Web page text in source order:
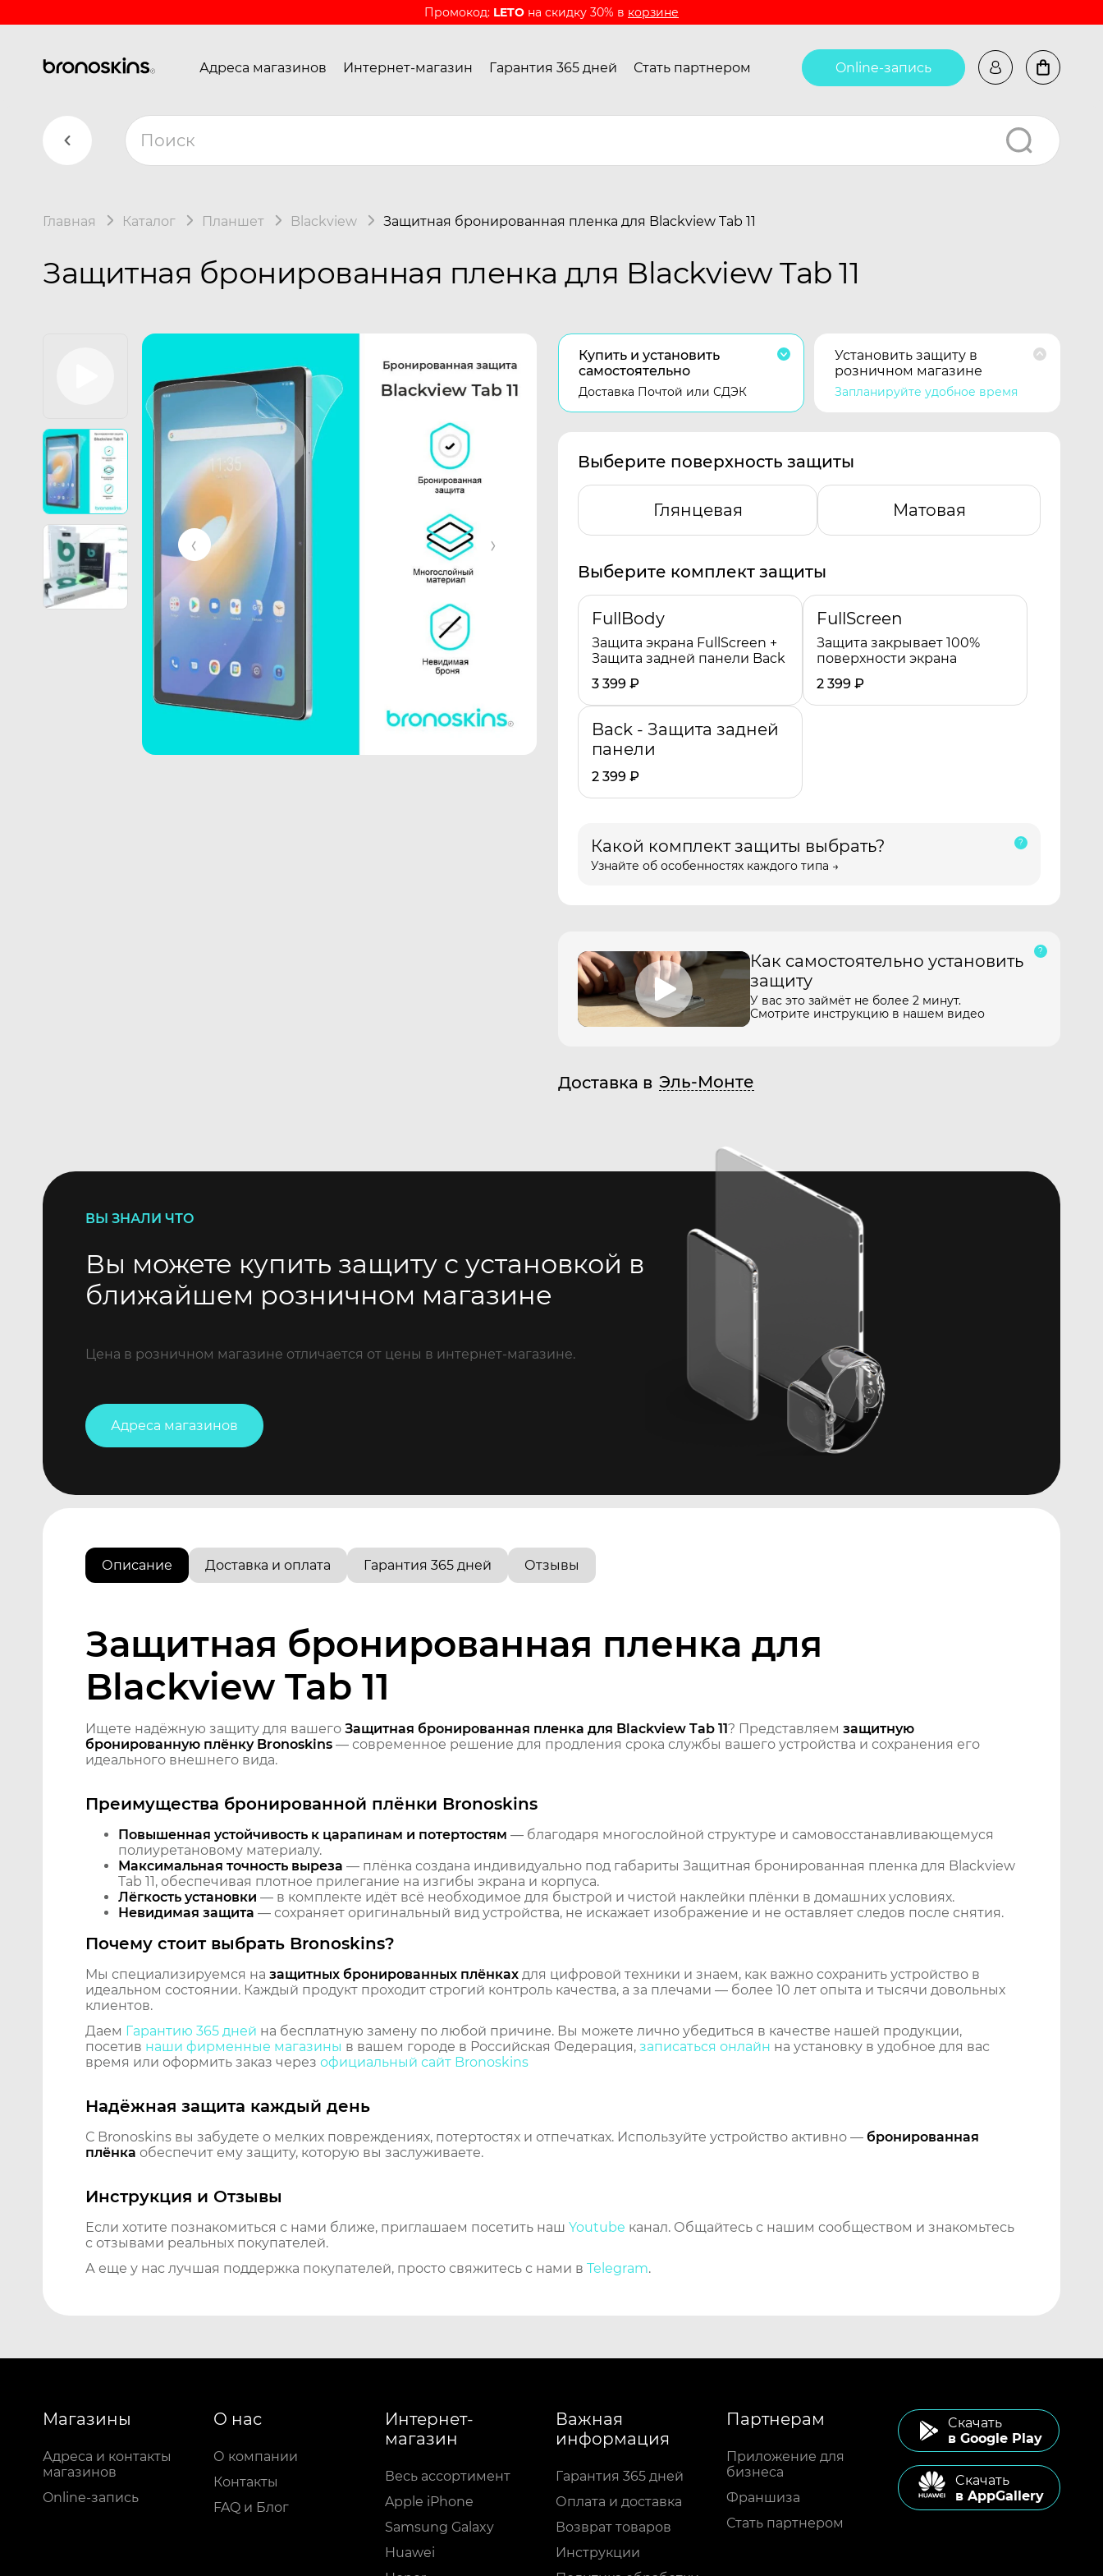
Промокод: LETO на скидку 30% в корзине
Адреса магазинов Интернет-магазин Гарантия 365 дней Стать партнером Online-запись
Главная Каталог Планшет Blackview Защитная бронированная пленка для Blackview Tab 11
Защитная бронированная пленка для Blackview Tab 11
Купить и установить
самостоятельно
Доставка Почтой или СДЭК
Установить защиту в
розничном магазине
Запланируйте удобное время
Выберите поверхность защиты
Глянцевая Матовая
Выберите комплект защиты
FullBody
Защита экрана FullScreen +
Защита задней панели Back
3 399 ₽
FullScreen
Защита закрывает 100%
поверхности экрана
2 399 ₽
Back - Защита задней
панели
2 399 ₽
Какой комплект защиты выбрать?
Узнайте об особенностях каждого типа →
Как самостоятельно установить
защиту
У вас это займёт не более 2 минут.
Смотрите инструкцию в нашем видео
Доставка в Эль-Монте
ВЫ ЗНАЛИ ЧТО
Вы можете купить защиту с установкой в
ближайшем розничном магазине
Цена в розничном магазине отличается от цены в интернет-магазине.
Адреса магазинов
Описание Доставка и оплата Гарантия 365 дней Отзывы
Защитная бронированная пленка для
Blackview Tab 11
Ищете надёжную защиту для вашего Защитная бронированная пленка для Blackview Tab 11? Представляем защитную
бронированную плёнку Bronoskins — современное решение для продления срока службы вашего устройства и сохранения его
идеального внешнего вида.
Преимущества бронированной плёнки Bronoskins
Повышенная устойчивость к царапинам и потертостям — благодаря многослойной структуре и самовосстанавливающемуся
полиуретановому материалу.
Максимальная точность выреза — плёнка создана индивидуально под габариты Защитная бронированная пленка для Blackview
Tab 11, обеспечивая плотное прилегание на изгибы экрана и корпуса.
Лёгкость установки — в комплекте идёт всё необходимое для быстрой и чистой наклейки плёнки в домашних условиях.
Невидимая защита — сохраняет оригинальный вид устройства, не искажает изображение и не оставляет следов после снятия.
Почему стоит выбрать Bronoskins?
Мы специализируемся на защитных бронированных плёнках для цифровой техники и знаем, как важно сохранить устройство в
идеальном состоянии. Каждый продукт проходит строгий контроль качества, а за плечами — более 10 лет опыта и тысячи довольных
клиентов.
Даем Гарантию 365 дней на бесплатную замену по любой причине. Вы можете лично убедиться в качестве нашей продукции,
посетив наши фирменные магазины в вашем городе в Российская Федерация, записаться онлайн на установку в удобное для вас
время или оформить заказ через официальный сайт Bronoskins
Надёжная защита каждый день
С Bronoskins вы забудете о мелких повреждениях, потертостях и отпечатках. Используйте устройство активно — бронированная
плёнка обеспечит ему защиту, которую вы заслуживаете.
Инструкция и Отзывы
Если хотите познакомиться с нами ближе, приглашаем посетить наш Youtube канал. Общайтесь с нашим сообществом и знакомьтесь
с отзывами реальных покупателей.
А еще у нас лучшая поддержка покупателей, просто свяжитесь с нами в Telegram.
Магазины
Адреса и контакты
магазинов
Online-запись
О нас
О компании
Контакты
FAQ и Блог
Интернет-
магазин
Весь ассортимент
Apple iPhone
Samsung Galaxy
Huawei
Важная
информация
Гарантия 365 дней
Оплата и доставка
Возврат товаров
Инструкции
Партнерам
Приложение для
бизнеса
Франшиза
Стать партнером
Cкачать
в Google Play
Cкачать
в AppGallery